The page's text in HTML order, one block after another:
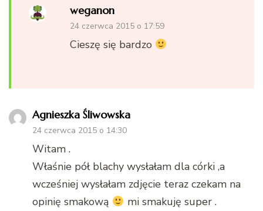
weganon
24 czerwca 2015 o 17:59
Cieszę się bardzo
Agnieszka Śliwowska
24 czerwca 2015 o 14:30
Witam .
Właśnie pół blachy wysłałam dla córki ,a
wcześniej wysłałam zdjęcie teraz czekam na
opinię smakową
mi smakuję super .